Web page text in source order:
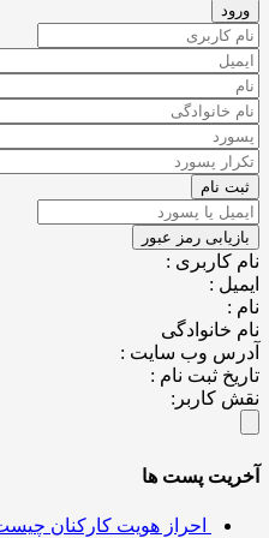
نام کاربری :
ایمیل :
نام :
نام خانوادگی
آدرس وب سایت :
تاریخ ثبت نام :
نقش کاربر:
آخریت پست ها
احراز هویت کارکنان